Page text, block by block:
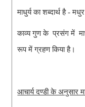
माधुर्य का शब्दार्थ है - मधुर
काव्य गुण के  प्रसंग में
रूप में ग्रहण किया है।
आचार्य दण्डी के अनुसार